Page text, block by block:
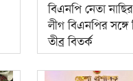
বিএনপি নেতা
লীগ বিএনপির সঙ্গে
তীব্র বিতর্ক